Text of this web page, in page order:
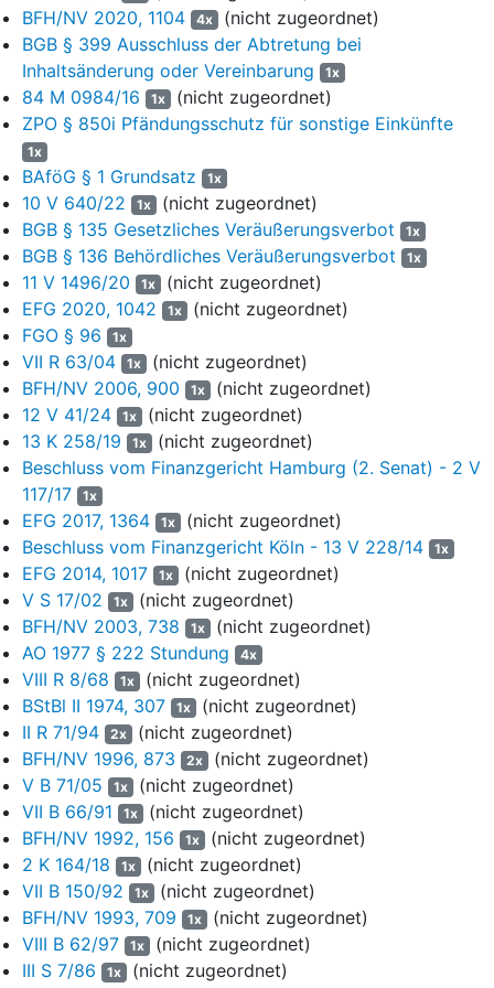
Im Übrigen wird der Antrag abgelehnt.
Von den Gerichtskosten des gesamten Verfahrens hat der
Antragsteller zu 1. 50 %, die Antragstellerin zu 2. und der
Antragsgegner jeweils 25 % zu tragen. Von den
außergerichtlichen Kosten der Antragstellerin zu 2. trägt der
Antragsgegner 50 %; im Übrigen tragen die Antragsteller ihre
außergerichtlichen Kosten selbst.
Gründe
I.
Die Antragsteller begehren eine einstweilige Einstellung der
Vollstreckung durch Pfändungs- und Einziehungsverfügungen,
die der Antragsgegner (das Finanzamt --FA--) mit Blick auf
Konten der Antragstellerin zu 2. ausgebracht hat.
Die verheirateten Antragsteller wählten für das Jahr 2022 die
Zusammenveranlagung zur Einkommensteuer. Aufgrund der mit
Bescheid vom 16.01.2025 festgesetzten Einkommensteuer für
2022 (nebst Zinsen und Verspätungszuschlag hierzu) sowie
verwirkter Säumniszuschläge schulden die Antragsteller dem
Land Hessen gesamtschuldnerisch einen Betrag i.H.v.
insgesamt xx.xxx,- Euro (Stand: 24.06.2025).
Zur Vollstreckung dieser Forderung erließ das FA insbesondere
Pfändungs- und Einziehungsverfügungen gegenüber der
Sparkasse C (Verfügung Nr. 123 vom 10.06.2025, zugestellt am
16.06.2025) und der Volksbank C (Verfügung Nr. 456 vom
10.06.2025, zugestellt am 13.06.2025) als Drittschuldnern, mit
denen es jeweils alle der Antragstellerin zu 2. als
Vollstreckungsschuldnerin gegenwärtig und künftig zustehenden
Ansprüche, Forderungen und Rechte aus den bestehenden
bankmäßigen Geschäftsbeziehungen pfändete und einzog. Der
Antragstellerin zu 2. wurde jeweils eine Abschrift der Verfügung
übersandt. Für die Einzelheiten des Inhalts der jeweiligen
Pfändungs- und Einziehungsverfügung wird auf die
Aktenausfertigungen verwiesen (Bl. 44 f., 47 f. der
Vollstreckungsakte). Die Sparkasse C erkannte die Forderung
im Rahmen ihrer Drittschuldnererklärung als begründet an. Von
der Volksbank C liegt bislang keine Drittschuldnererklärung vor.
BFH/NV 2020, 1104
4x (nicht zugeordnet)
BGB § 399 Ausschluss der Abtretung bei
Inhaltsänderung oder Vereinbarung
1x
84 M 0984/16 1x (nicht zugeordnet)
ZPO § 850i Pfändungsschutz für sonstige Einkünfte
1x
BAföG § 1 Grundsatz 1x
10 V 640/22 1x (nicht zugeordnet)
BGB § 135 Gesetzliches Veräußerungsverbot
1x
BGB § 136 Behördliches Veräußerungsverbot 1x
11 V 1496/20 1x (nicht zugeordnet)
EFG 2020, 1042
1x (nicht zugeordnet)
FGO § 96
1x
VII R 63/04 1x (nicht zugeordnet)
BFH/NV 2006, 900
1x (nicht zugeordnet)
12 V 41/24
1x (nicht zugeordnet)
13 K 258/19
1x (nicht zugeordnet)
Beschluss vom Finanzgericht Hamburg (2. Senat) - 2 V
117/17
1x
EFG 2017, 1364 1x (nicht zugeordnet)
Beschluss vom Finanzgericht Köln - 13 V 228/14
1x
EFG 2014, 1017 1x (nicht zugeordnet)
V S 17/02
1x (nicht zugeordnet)
BFH/NV 2003, 738
1x (nicht zugeordnet)
AO 1977 § 222 Stundung
4x
VIII R 8/68 1x (nicht zugeordnet)
BStBl II 1974, 307
1x (nicht zugeordnet)
II R 71/94
2x (nicht zugeordnet)
BFH/NV 1996, 873
2x (nicht zugeordnet)
V B 71/05
1x (nicht zugeordnet)
VII B 66/91
1x (nicht zugeordnet)
BFH/NV 1992, 156
1x (nicht zugeordnet)
2 K 164/18
1x (nicht zugeordnet)
VII B 150/92
1x (nicht zugeordnet)
BFH/NV 1993, 709
1x (nicht zugeordnet)
VIII B 62/97
1x (nicht zugeordnet)
III S 7/86
1x (nicht zugeordnet)